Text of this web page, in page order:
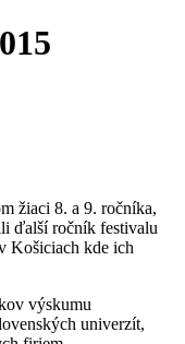
žiaci 8. a 9. ročníka,
ďalší ročník festivalu
Košiciach kde ich
výskumu
univerzít,